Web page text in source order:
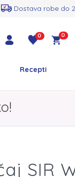
Dostava robe do
0 0
Recepti
SIR